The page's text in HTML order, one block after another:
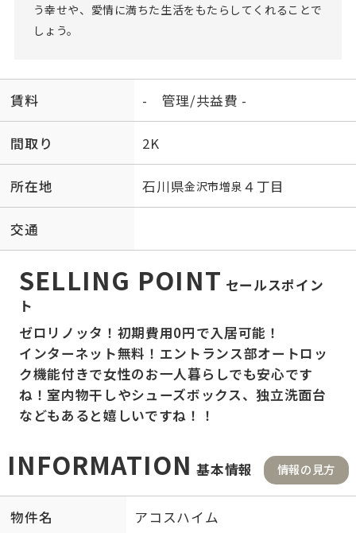
う幸せや、愛情に満ちた生活をもたらしてくれることで
しょう。
賃料 - 管理/共益費 -
間取り 2K
所在地 石川県金沢市増泉 ４丁目
交通
SELLING POINT セールスポイン
ト
ゼロリノッタ！初期費用0円で入居可能！
インターネット無料！エントランス部オートロッ
ク機能付きで女性のお一人暮らしでも安心です
ね！室内物干しやシューズボックス、独立洗面台
などもあると嬉しいですね！！
INFORMATION 基本情報 情報の見方
物件名 アコスハイム